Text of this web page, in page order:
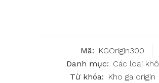
Mã: KGOrigin300
Danh mục: Các loại khô
Từ khóa: Kho ga origin